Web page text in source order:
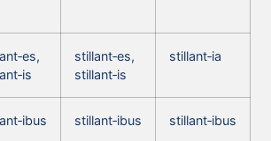
stillant‑es,
stillant‑is
stillant‑ia
stillant‑ibus stillant‑ibus